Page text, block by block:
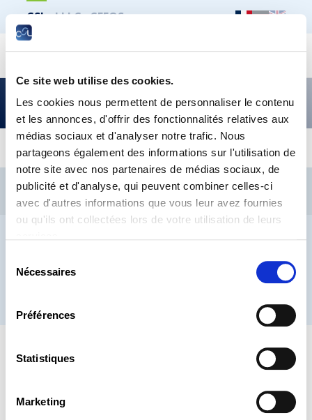
Ce site web utilise des cookies.
Les cookies nous permettent de personnaliser le contenu
et les annonces, d'offrir des fonctionnalités relatives aux
médias sociaux et d'analyser notre trafic. Nous
partageons également des informations sur l'utilisation de
notre site avec nos partenaires de médias sociaux, de
publicité et d'analyse, qui peuvent combiner celles-ci
avec d'autres informations que vous leur avez fournies
ou qu'ils ont collectées lors de votre utilisation de leurs
Nécessaires
Préférences
Statistiques
Marketing
CSL LLLC CEFOS
2022
CSL LLLC
CEFOS
Contact
Jobs Inscription Newsletters